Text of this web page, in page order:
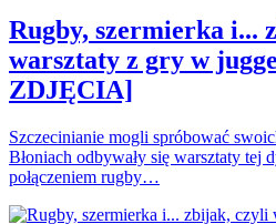
Rugby, szermierka i...
warsztaty z gry w
ZDJĘCIA]
Szczecinianie mogli spróbować
Błoniach odbywały się warsztaty tej
połączeniem rugby…